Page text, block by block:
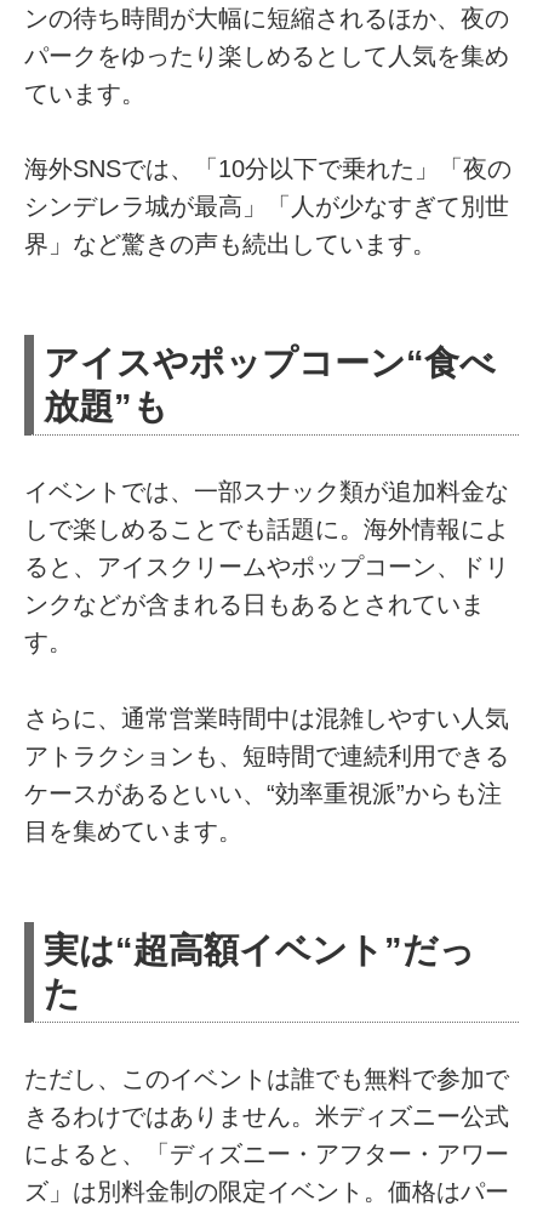
ンの待ち時間が大幅に短縮されるほか、夜の
パークをゆったり楽しめるとして人気を集め
ています。
海外SNSでは、「10分以下で乗れた」「夜の
シンデレラ城が最高」「人が少なすぎて別世
界」など驚きの声も続出しています。
アイスやポップコーン“食べ
放題”も
イベントでは、一部スナック類が追加料金な
しで楽しめることでも話題に。海外情報によ
ると、アイスクリームやポップコーン、ドリ
ンクなどが含まれる日もあるとされていま
す。
さらに、通常営業時間中は混雑しやすい人気
アトラクションも、短時間で連続利用できる
ケースがあるといい、“効率重視派”からも注
目を集めています。
実は“超高額イベント”だっ
た
ただし、このイベントは誰でも無料で参加で
きるわけではありません。米ディズニー公式
によると、「ディズニー・アフター・アワー
ズ」は別料金制の限定イベント。価格はパー